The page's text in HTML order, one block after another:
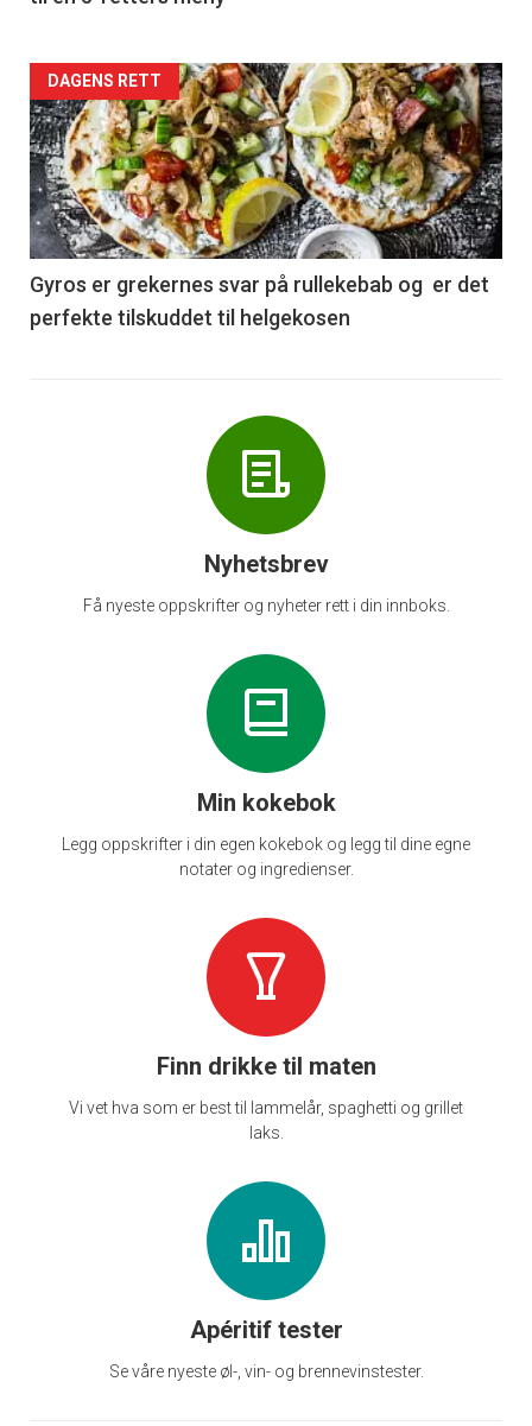
Forsiden
akkurat
nå
-
6
DAGENS RETT
Gyros er grekernes svar på rullekebab og er det
perfekte tilskuddet til helgekosen
Nyhetsbrev
Få nyeste oppskrifter og nyheter rett i din innboks.
Min kokebok
Legg oppskrifter i din egen kokebok og legg til dine egne
notater og ingredienser.
Finn drikke til maten
Vi vet hva som er best til lammelår, spaghetti og grillet
laks.
Apéritif tester
Se våre nyeste øl-, vin- og brennevinstester.